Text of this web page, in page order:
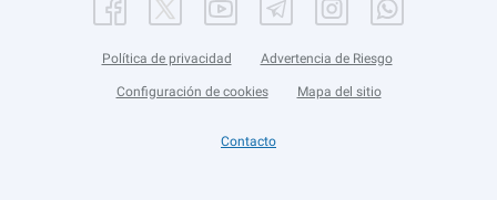
Política de privacidad Advertencia de Riesgo
Configuración de cookies Mapa del sitio
Contacto